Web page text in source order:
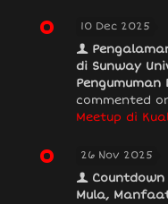
10 Dec 2025
di Sunway
Pengumuman
commented
Meetup di
26 Nov 2025
Mula,